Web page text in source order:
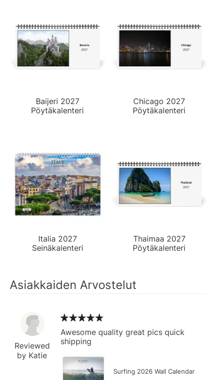
Baijeri 2027
Pöytäkalenteri
Chicago 2027
Pöytäkalenteri
Italia 2027
Seinäkalenteri
Thaimaa 2027
Pöytäkalenteri
Asiakkaiden Arvostelut
Reviewed
by Katie
Awesome quality great pics quick
shipping
Surfing 2026 Wall Calendar